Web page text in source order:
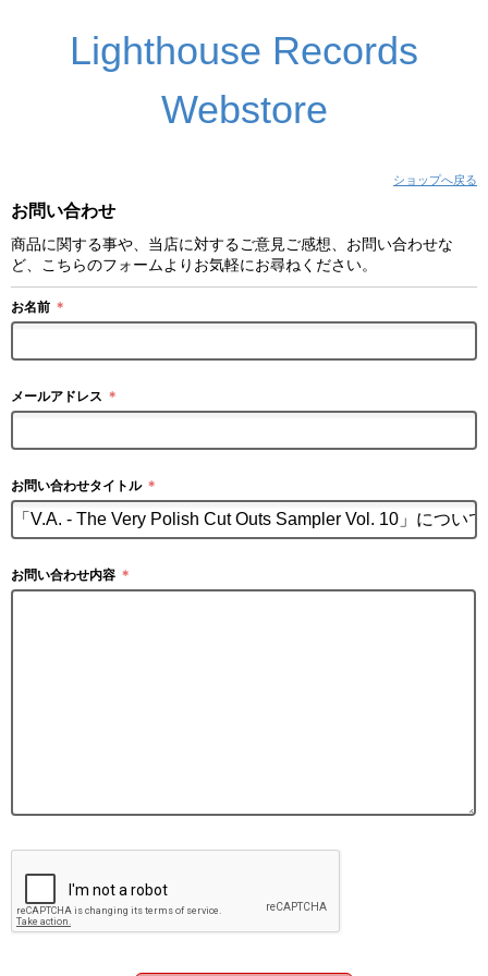
Lighthouse Records
Webstore
ショップへ戻る
お問い合わせ
商品に関する事や、当店に対するご意見ご感想、お問い合わせな
ど、こちらのフォームよりお気軽にお尋ねください。
お名前 ＊
メールアドレス ＊
お問い合わせタイトル ＊
お問い合わせ内容 ＊